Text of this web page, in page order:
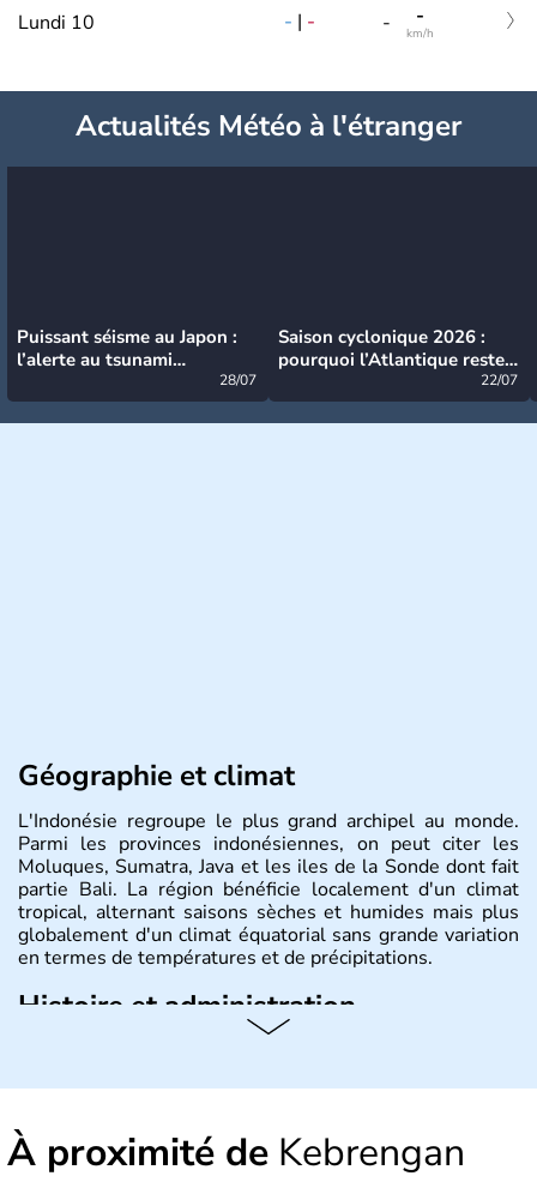
Lundi 10 - | - - -
km/h
Actualités Météo à l'étranger
Puissant séisme au Japon :
l’alerte au tsunami
28/07
Saison cyclonique 2026 :
pourquoi l’Atlantique reste
22/07
Géographie et climat
L'Indonésie regroupe le plus grand archipel au monde.
Parmi les provinces indonésiennes, on peut citer les
Moluques, Sumatra, Java et les iles de la Sonde dont fait
partie Bali. La région bénéficie localement d'un climat
tropical, alternant saisons sèches et humides mais plus
globalement d'un climat équatorial sans grande variation
en termes de températures et de précipitations.
Histoire et administration
6000 sont habitées. C'est en 1945 que son
200 millions d'habitants, élevés dans le respect des
cultures et le culte du corps, notamment au travers des
À proximité de Kebrengan